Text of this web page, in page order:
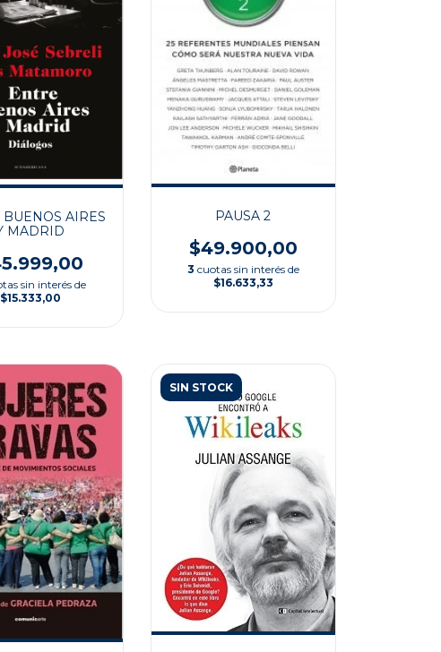
BUENOS AIRES
MADRID
sin interés de
$15.333,00
PAUSA 2
$49.900,00
3 cuotas sin interés de
$16.633,33
SIN STOCK